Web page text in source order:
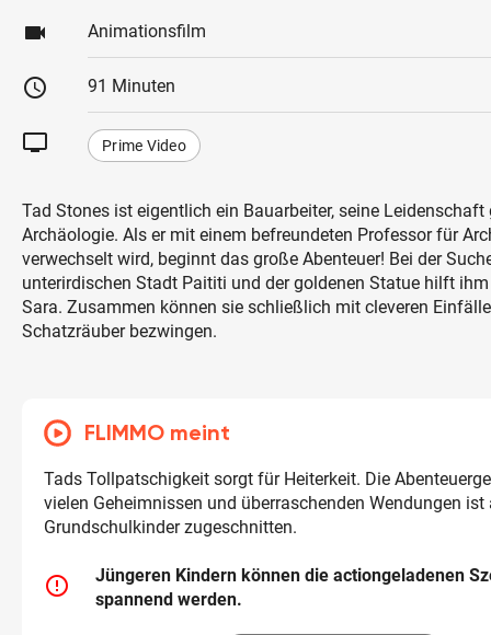
videocam Animationsfilm
schedule 91 Minuten
tv Prime Video
Tad Stones ist eigentlich ein Bauarbeiter, seine Leidenschaft
Archäologie. Als er mit einem befreundeten Professor für
verwechselt wird, beginnt das große Abenteuer! Bei der
unterirdischen Stadt Paititi und der goldenen Statue hilft
Sara. Zusammen können sie schließlich mit cleveren
Schatzräuber bezwingen.
FLIMMO meint
Tads Tollpatschigkeit sorgt für Heiterkeit. Die
vielen Geheimnissen und überraschenden Wendungen ist
Grundschulkinder zugeschnitten.
error_outline
Jüngeren Kindern können die actiongeladenen
spannend werden.